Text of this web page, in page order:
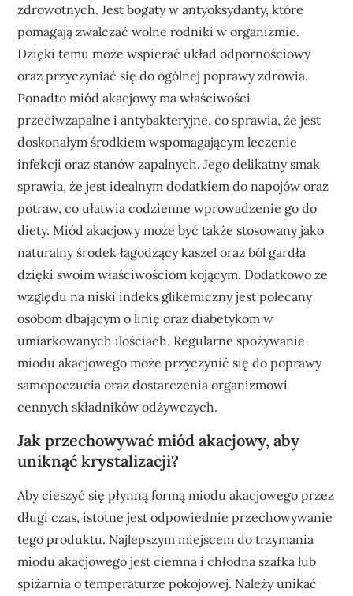
zdrowotnych. Jest bogaty w antyoksydanty, które
pomagają zwalczać wolne rodniki w organizmie.
Dzięki temu może wspierać układ odpornościowy
oraz przyczyniać się do ogólnej poprawy zdrowia.
Ponadto miód akacjowy ma właściwości
przeciwzapalne i antybakteryjne, co sprawia, że jest
doskonałym środkiem wspomagającym leczenie
infekcji oraz stanów zapalnych. Jego delikatny smak
sprawia, że jest idealnym dodatkiem do napojów oraz
potraw, co ułatwia codzienne wprowadzenie go do
diety. Miód akacjowy może być także stosowany jako
naturalny środek łagodzący kaszel oraz ból gardła
dzięki swoim właściwościom kojącym. Dodatkowo ze
względu na niski indeks glikemiczny jest polecany
osobom dbającym o linię oraz diabetykom w
umiarkowanych ilościach. Regularne spożywanie
miodu akacjowego może przyczynić się do poprawy
samopoczucia oraz dostarczenia organizmowi
cennych składników odżywczych.
Jak przechowywać miód akacjowy, aby
uniknąć krystalizacji?
Aby cieszyć się płynną formą miodu akacjowego przez
długi czas, istotne jest odpowiednie przechowywanie
tego produktu. Najlepszym miejscem do trzymania
miodu akacjowego jest ciemna i chłodna szafka lub
spiżarnia o temperaturze pokojowej. Należy unikać